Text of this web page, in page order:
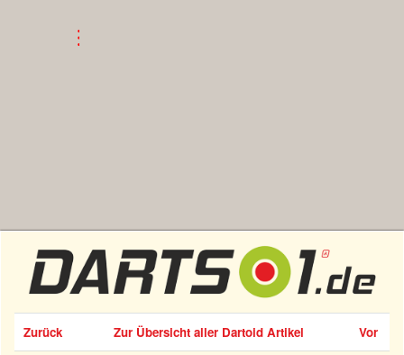
Zurück Zur Übersicht aller Dartoid Artikel Vor